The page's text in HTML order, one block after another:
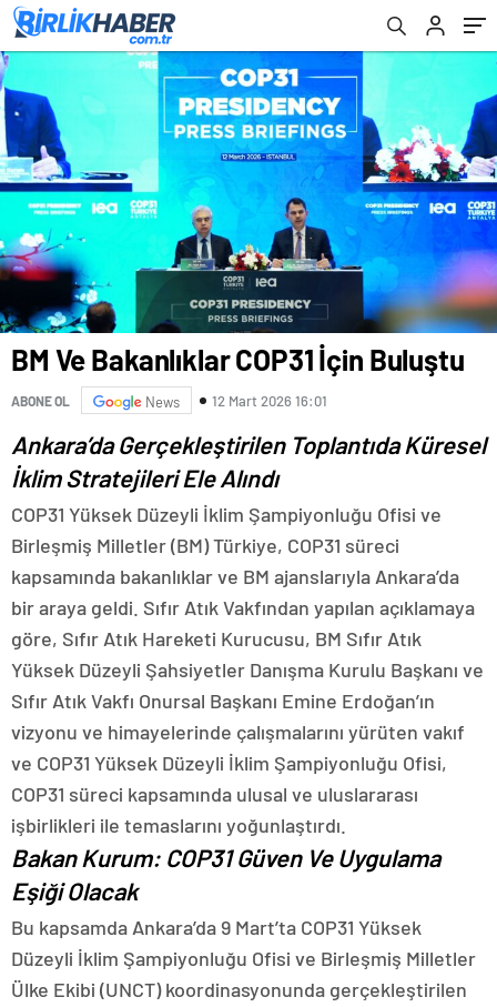
BM Ve Bakanlıklar COP31 İçin Buluştu
ABONE OL News 12 Mart 2026 16:01
Ankara’da Gerçekleştirilen Toplantıda Küresel
İklim Stratejileri Ele Alındı
COP31 Yüksek Düzeyli İklim Şampiyonluğu Ofisi ve
Birleşmiş Milletler (BM) Türkiye, COP31 süreci
kapsamında bakanlıklar ve BM ajanslarıyla Ankara’da
bir araya geldi. Sıfır Atık Vakfından yapılan açıklamaya
göre, Sıfır Atık Hareketi Kurucusu, BM Sıfır Atık
Yüksek Düzeyli Şahsiyetler Danışma Kurulu Başkanı ve
Sıfır Atık Vakfı Onursal Başkanı Emine Erdoğan’ın
vizyonu ve himayelerinde çalışmalarını yürüten vakıf
ve COP31 Yüksek Düzeyli İklim Şampiyonluğu Ofisi,
COP31 süreci kapsamında ulusal ve uluslararası
işbirlikleri ile temaslarını yoğunlaştırdı.
Bakan Kurum: COP31 Güven Ve Uygulama
Eşiği Olacak
Bu kapsamda Ankara’da 9 Mart’ta COP31 Yüksek
Düzeyli İklim Şampiyonluğu Ofisi ve Birleşmiş Milletler
Ülke Ekibi (UNCT) koordinasyonunda gerçekleştirilen